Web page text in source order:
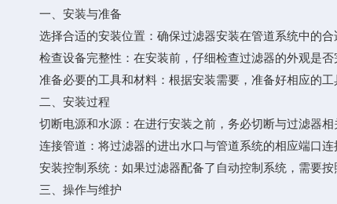
一、安装与准备
选择合适的安装位置：确保过滤器安装在管道系统中的合
检查设备完整性：在安装前，仔细检查过滤器的外观是否
准备必要的工具和材料：根据安装需要，准备好相应的工
二、安装过程
切断电源和水源：在进行安装之前，务必切断与过滤器相
连接管道：将过滤器的进出水口与管道系统的相应端口连
安装控制系统：如果过滤器配备了自动控制系统，需要按
三、操作与维护